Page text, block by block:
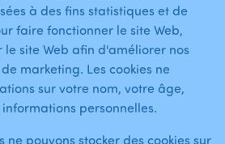
à des fins statistiques et de
faire fonctionner le site Web,
site Web afin d'améliorer nos
marketing. Les cookies ne
sur votre nom, votre âge,
personnelles.
ne pouvons stocker des cookies sur